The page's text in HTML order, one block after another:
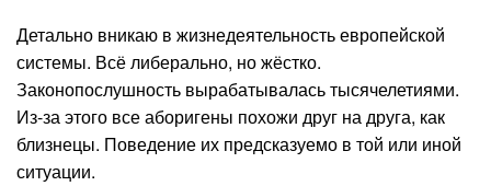
Детально вникаю в жизнедеятельность европейской
системы. Всё либерально, но жёстко.
Законопослушность вырабатывалась тысячелетиями.
Из-за этого все аборигены похожи друг на друга, как
близнецы. Поведение их предсказуемо в той или иной
ситуации.